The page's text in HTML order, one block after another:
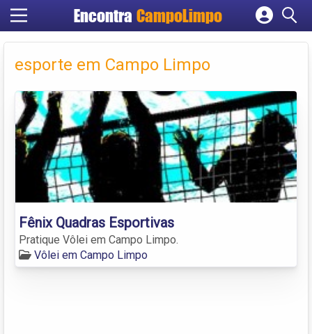
Encontra CampoLimpo
Cadastrar empresa
Criar conta
esporte em Campo Limpo
Fênix Quadras Esportivas
Pratique Vôlei em Campo Limpo.
Vôlei em Campo Limpo